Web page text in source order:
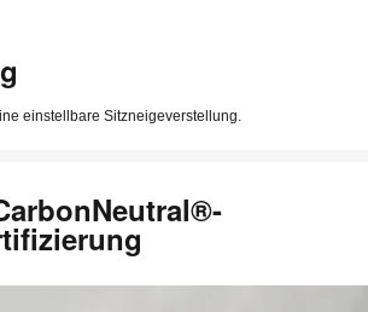
einstellbare Sitzneigeverstellung.